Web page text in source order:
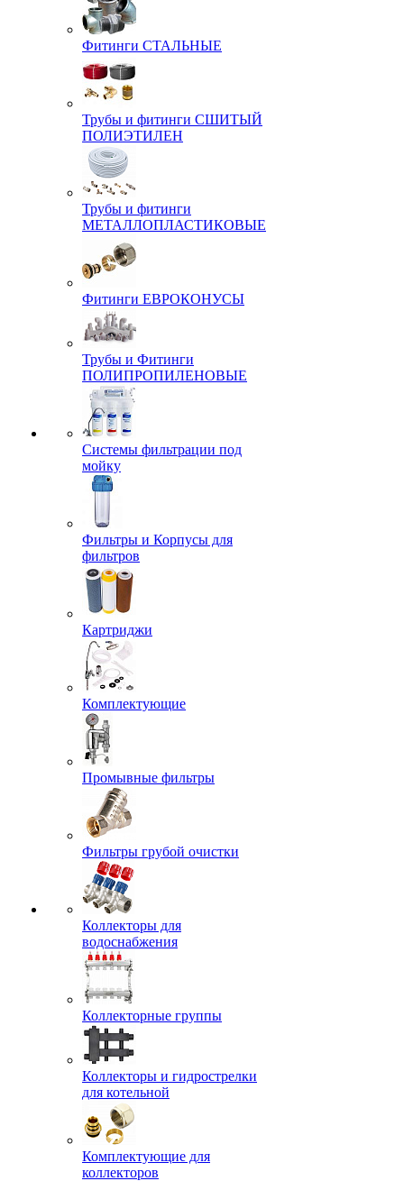
Фитинги СТАЛЬНЫЕ
Трубы и фитинги СШИТЫЙ
ПОЛИЭТИЛЕН
Трубы и фитинги
МЕТАЛЛОПЛАСТИКОВЫЕ
Фитинги ЕВРОКОНУСЫ
Трубы и Фитинги
ПОЛИПРОПИЛЕНОВЫЕ
Системы фильтрации под
мойку
Фильтры и Корпусы для
фильтров
Картриджи
Комплектующие
Промывные фильтры
Фильтры грубой очистки
Коллекторы для
водоснабжения
Коллекторные группы
Коллекторы и гидрострелки
для котельной
Комплектующие для
коллекторов